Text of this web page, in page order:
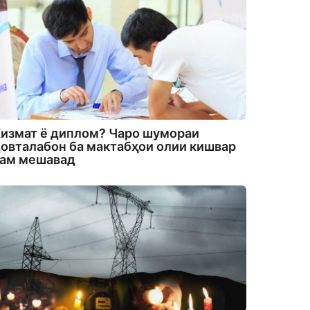
ё диплом? Чаро шумораи
ба мактабҳои олии кишвар
мешавад